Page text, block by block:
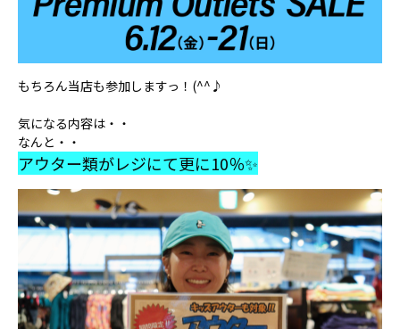
もちろん当店も参加しますっ！(^^♪
気になる内容は・・
なんと・・
アウター類がレジにて更に10％✨